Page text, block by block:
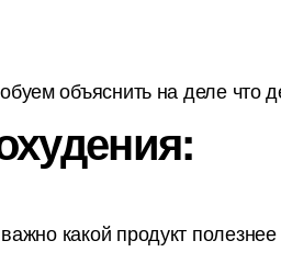
объяснить на деле что
какой продукт